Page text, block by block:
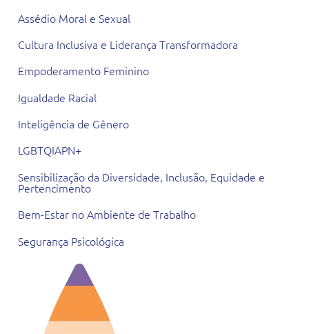
Assédio Moral e Sexual
Cultura Inclusiva e Liderança Transformadora
Empoderamento Feminino
Igualdade Racial
Inteligência de Gênero
LGBTQIAPN+
Sensibilização da Diversidade, Inclusão, Equidade e
Pertencimento
Bem-Estar no Ambiente de Trabalho
Segurança Psicológica